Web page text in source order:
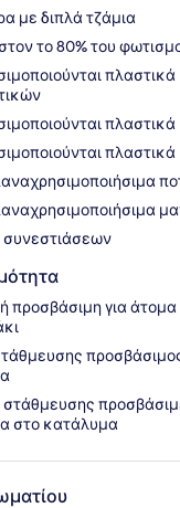
με διπλά τζάμια
το 80% του
συνεστιάσεων
προσβάσιμη για
στάθμευσης
στο κατάλυμα